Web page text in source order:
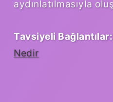
aydınlatılmasıyla
Tavsiyeli Bağlantılar:
Nedir